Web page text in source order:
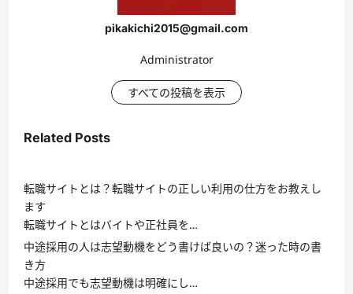
pikakichi2015@gmail.com
Administrator
すべての投稿を表示
Related Posts
転職サイトとは？転職サイトの正しい利用の仕方をお教えし
ます
転職サイトとはバイトや正社員を…
中途採用の人は志望動機をどう書けば良いの？迷った時の書
き方
中途採用でも志望動機は明確にし…